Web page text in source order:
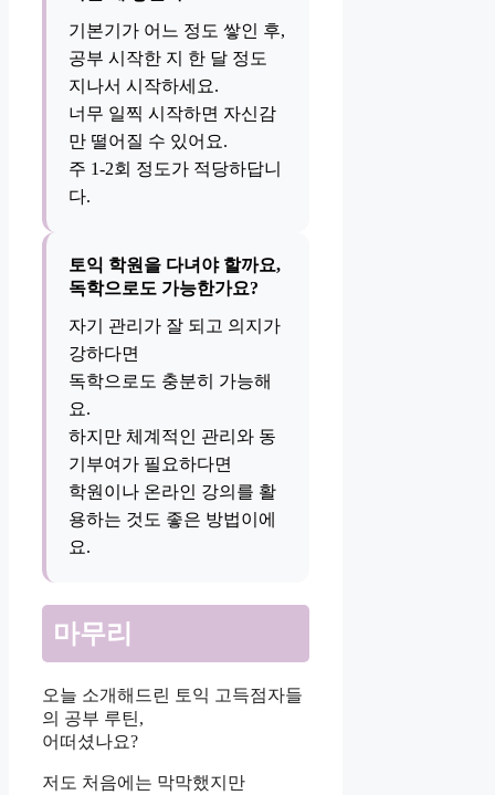
기본기가 어느 정도 쌓인 후,
공부 시작한 지 한 달 정도
지나서 시작하세요.
너무 일찍 시작하면 자신감
만 떨어질 수 있어요.
주 1-2회 정도가 적당하답니
다.
토익 학원을 다녀야 할까요,
독학으로도 가능한가요?
자기 관리가 잘 되고 의지가
강하다면
독학으로도 충분히 가능해
요.
하지만 체계적인 관리와 동
기부여가 필요하다면
학원이나 온라인 강의를 활
용하는 것도 좋은 방법이에
요.
마무리
오늘 소개해드린 토익 고득점자들
의 공부 루틴,
어떠셨나요?
저도 처음에는 막막했지만